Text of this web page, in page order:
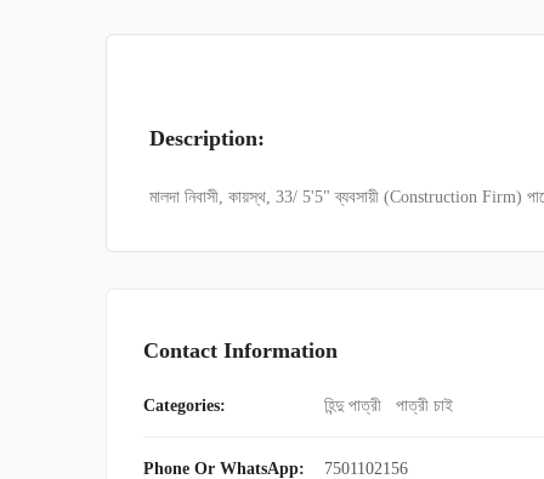
Description:
মালদা নিবাসী, কায়স্থ, 33/ 5'5" ব্যবসায়ী (Construction Firm)
Contact Information
Categories: হিন্দু পাত্রী পাত্রী চাই
Phone Or WhatsApp: 7501102156